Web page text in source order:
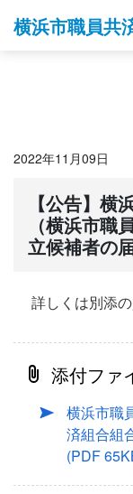
横浜市職員共
2022年11月09日
【公告】横
（横浜市職
立候補者の届
詳しくは別添
添付ファ
横浜市職
済組合組
(PDF